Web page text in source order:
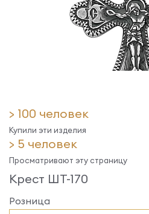
> 100 человек
Купили эти изделия
> 5 человек
Просматривают эту страницу
Крест ШТ-170
Розница